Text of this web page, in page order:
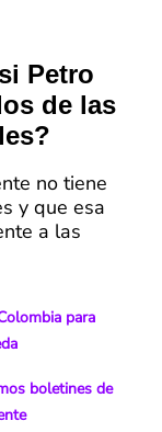
Petro
de las
no tiene
y que esa
a las
para
boletines de